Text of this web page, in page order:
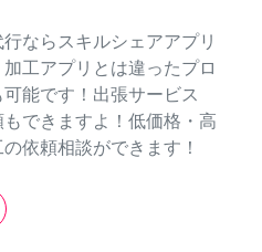
ならスキルシェアアプリ
工アプリとは違ったプロ
能です！出張サービス
できますよ！低価格・高
依頼相談ができます！